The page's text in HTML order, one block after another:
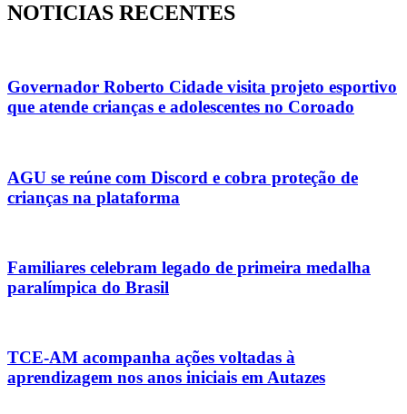
NOTICIAS RECENTES
Governador Roberto Cidade visita projeto esportivo
que atende crianças e adolescentes no Coroado
AGU se reúne com Discord e cobra proteção de
crianças na plataforma
Familiares celebram legado de primeira medalha
paralímpica do Brasil
TCE-AM acompanha ações voltadas à
aprendizagem nos anos iniciais em Autazes